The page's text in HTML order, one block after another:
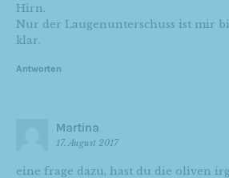
Hirn.
Nur der Laugenunterschuss ist mir
klar.
Antworten
Martina
17. August 2017
eine frage dazu, hast du die oliven